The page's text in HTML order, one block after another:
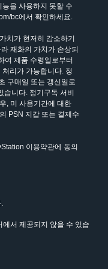
을 사용하지 못할 수
bc에서 확인하세요.
치가 현저히 감소하기
재화의 가치가 손상되
여 제품 수령일로부터
리가 가능합니다. 정
구매일 또는 갱신일로
습니다. 정기구독 서비
, 미 사용기간에 대한
PSN 지갑 또는 결제수
이용약관에 동의
서 제공되지 않을 수 있습